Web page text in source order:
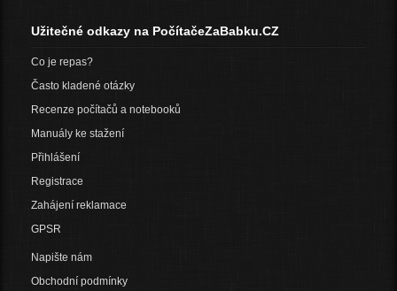
Užitečné odkazy na PočítačeZaBabku.CZ
Co je repas?
Často kladené otázky
Recenze počítačů a notebooků
Manuály ke stažení
Přihlášení
Registrace
Zahájení reklamace
GPSR
Napište nám
Obchodní podmínky